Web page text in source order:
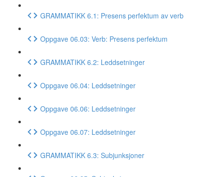
GRAMMATIKK 6.1: Presens perfektum av verb
Oppgave 06.03: Verb: Presens perfektum
GRAMMATIKK 6.2: Leddsetninger
Oppgave 06.04: Leddsetninger
Oppgave 06.06: Leddsetninger
Oppgave 06.07: Leddsetninger
GRAMMATIKK 6.3: Subjunksjoner